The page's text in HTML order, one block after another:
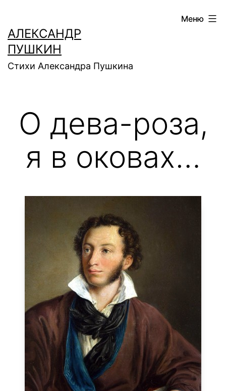
содержимому
АЛЕКСАНДР
ПУШКИН
Стихи Александра Пушкина
Меню
О дева-роза,
я в оковах…